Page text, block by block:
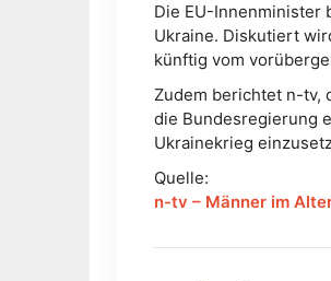
Die EU-Innenminister
Ukraine. Diskutiert
künftig vom
Zudem berichtet n-tv,
die Bundesregierung
Ukrainekrieg
Quelle:
n-tv – Männer im